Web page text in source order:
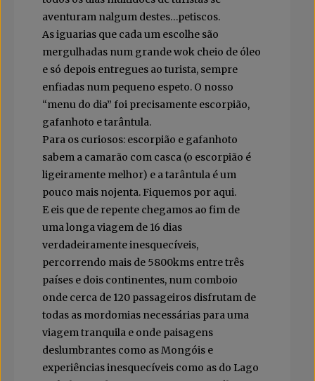
aventuram nalgum destes…petiscos.
As iguarias que cada um escolhe são
mergulhadas num grande wok cheio de óleo
e só depois entregues ao turista, sempre
enfiadas num pequeno espeto. O nosso
“menu do dia” foi precisamente escorpião,
gafanhoto e tarântula.
Para os curiosos: escorpião e gafanhoto
sabem a camarão com casca (o escorpião é
ligeiramente melhor) e a tarântula é um
pouco mais nojenta. Fiquemos por aqui.
E eis que de repente chegamos ao fim de
uma longa viagem de 16 dias
verdadeiramente inesquecíveis,
percorrendo mais de 5800kms entre três
países e dois continentes, num comboio
onde cerca de 120 passageiros disfrutam de
todas as mordomias necessárias para uma
viagem tranquila e onde paisagens
deslumbrantes como as Mongóis e
experiências inesquecíveis como as do Lago